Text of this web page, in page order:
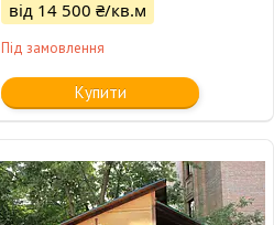
від 14 500 ₴/кв.м
Під замовлення
Купити